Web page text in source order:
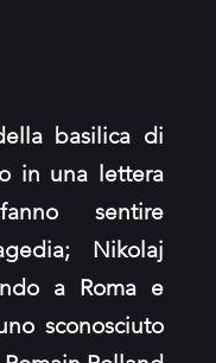
basilica di
in una lettera
sentire
Nikolaj
a Roma e
sconosciuto